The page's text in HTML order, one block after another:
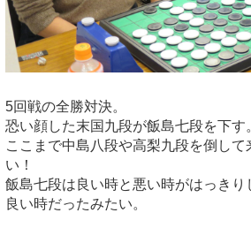
5回戦の全勝対決。
恐い顔した末国九段が飯島七段を下す
ここまで中島八段や高梨九段を倒して
い！
飯島七段は良い時と悪い時がはっきり
良い時だったみたい。